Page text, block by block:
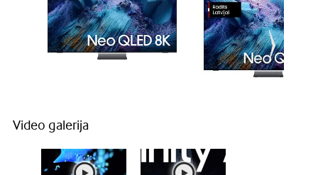
Video galerija